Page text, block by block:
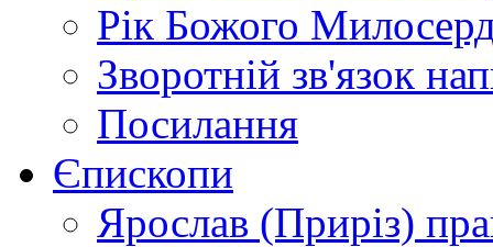
Рік Божого
Зворотній зв'язок
Посилання
Єпископи
Ярослав (Приріз)